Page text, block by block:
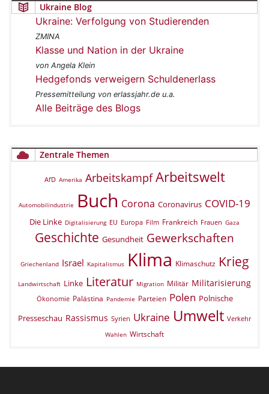
Ukraine Blog
Ukraine: Verfolgung von Studierenden
ZMINA
Klasse und Nation in der Ukraine
von Angela Klein
Hedgefonds verweigern Schuldenerlass
Pressemitteilung von erlassjahr.de u.a.
Alle Beiträge des Blogs
Zentrale Themen
AfD Amerika Arbeitskampf Arbeitswelt
Automobilindustrie Buch Corona Coronavirus COVID-19
Die Linke Digitalisierung EU Europa Film Frankreich Frauen Gaza
Geschichte Gesundheit Gewerkschaften
Griechenland Israel Kapitalismus Klima Klimaschutz Krieg
Landwirtschaft Linke Literatur Migration Militär Militarisierung
Ökonomie Palästina Pandemie Parteien Polen Polnische
Presseschau Rassismus Syrien Ukraine Umwelt Verkehr
Wahlen Wirtschaft